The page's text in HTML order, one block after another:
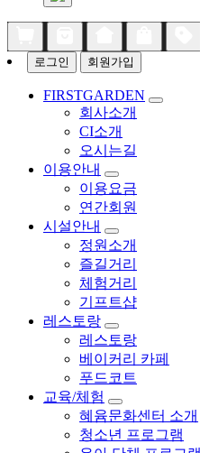
로그인 회원가입
FIRSTGARDEN
회사소개
CI소개
오시는길
이용안내
이용요금
연간회원
시설안내
정원소개
즐길거리
체험거리
기프트샵
레스토랑
레스토랑
베이커리 카페
푸드코트
교육/체험
혜윰문화센터 소개
청소년 프로그램